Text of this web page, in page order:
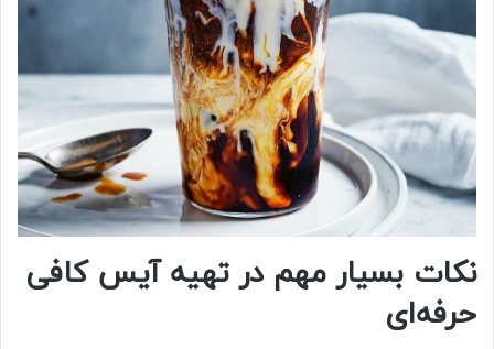
نکات بسیار مهم در تهیه آیس کافی
حرفه‌ای